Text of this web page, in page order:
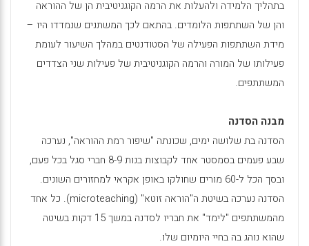
בתהליך הלמידה ולהעלות את הרמה הקוגניטיבית הן של ההוראה
והן של השתתפות הלומדים. בהתאם לכך המשתנים שנמדדו היו –
מידת השתתפות הפעילה של הסטודנטים במהלך השיעור לעומת
פעילותו של המורה והרמה הקוגניטיבית של פעילות שני הצדדים
המשתתפים.
מבנה הסדנה
הסדנה בת שלושה ימים, שכונתה "שיפור רמת ההוראה", נערכה
שבע פעמים בסמסטר אחד לקבוצות בנות 8-9 חברי סגל בכל פעם,
ובסך הכל ל-60 מורים שחולקו באופן אקראי למחזורים השונים.
הסדנה נערכה בשיטת ה"הוראה זוטא" (microteaching). כל אחד
מהמשתתפים "לימד" את חבריו לסדנה במשך 15 דקות בשיטה
שהוא נוהג בה בחיי היומיום שלו.